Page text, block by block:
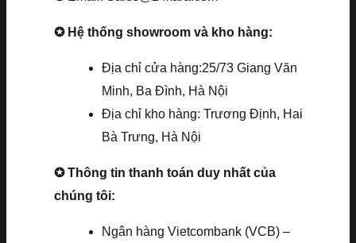
✪ Hệ thống showroom và kho hàng:
Địa chỉ cửa hàng:25/73 Giang Văn
Minh, Ba Đình, Hà Nội
Địa chỉ kho hàng: Trương Định, Hai
Bà Trưng, Hà Nội
✪ Thông tin thanh toán duy nhất của
chúng tôi:
Ngân hàng Vietcombank (VCB) –